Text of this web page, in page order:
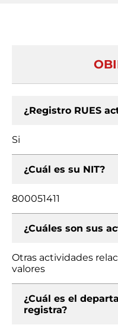
¿Registro RUES
Si
¿Cuál es su NIT?
800051411
¿Cuáles son sus
Otras actividades
valores
¿Cuál es el
registra?